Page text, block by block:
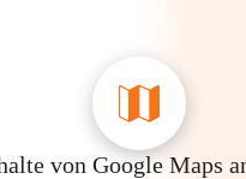
von Google Maps